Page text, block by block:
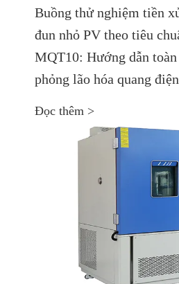
Buồng thử nghiệm tiền
đun nhỏ PV theo tiêu
MQT10: Hướng dẫn
phỏng lão hóa quang
Đọc thêm >